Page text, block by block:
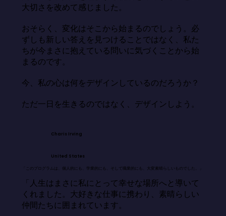
大切さを改めて感じました。
おそらく、変化はそこから始まるのでしょう。必
ずしも新しい答えを見つけることではなく、私た
ちが今まさに抱えている問いに気づくことから始
まるのです。
今、私の心は何をデザインしているのだろうか？
ただ一日を生きるのではなく、デザインしよう。
Charis Irving
United States
「このプログラムは、個人的にも、学業的にも、そして職業的にも、大変素晴らしいものでした。」
「人生はまさに私にとって幸せな場所へと導いて
くれました。大好きな仕事に携わり、素晴らしい
仲間たちに囲まれています。